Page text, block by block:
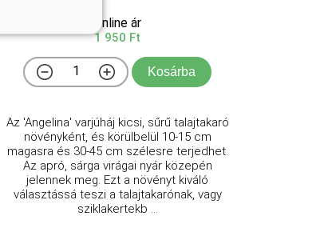
Online ár
1 950 Ft
Kosárba
Az 'Angelina' varjúháj kicsi, sűrű talajtakaró
növényként, és körülbelül 10-15 cm
magasra és 30-45 cm szélesre terjedhet.
Az apró, sárga virágai nyár közepén
jelennek meg. Ezt a növényt kiváló
választássá teszi a talajtakarónak, vagy
sziklakertekb ...